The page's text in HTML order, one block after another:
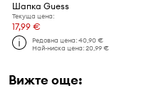
Шапка Guess
Текуща цена:
17,99 €
Редовна цена:40,90 €
Най-ниска цена:20,99 €
Вижте още: